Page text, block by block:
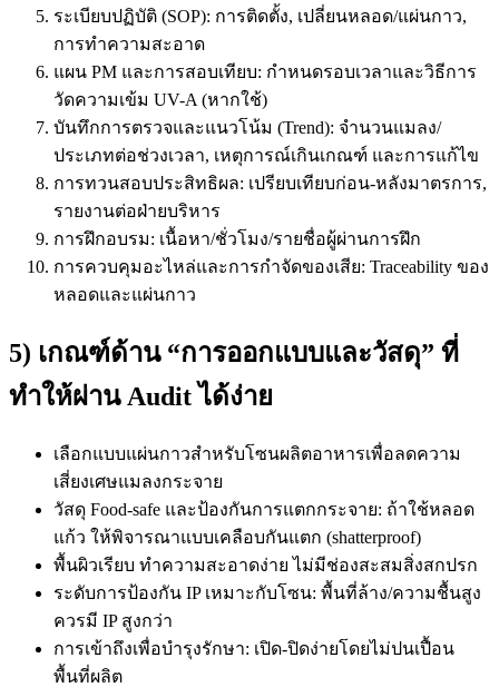
ระเบียบปฏิบัติ (SOP): การติดตั้ง, เปลี่ยนหลอด/แผ่นกาว,
การทำความสะอาด
แผน PM และการสอบเทียบ: กำหนดรอบเวลาและวิธีการ
วัดความเข้ม UV-A (หากใช้)
บันทึกการตรวจและแนวโน้ม (Trend): จำนวนแมลง/
ประเภทต่อช่วงเวลา, เหตุการณ์เกินเกณฑ์ และการแก้ไข
การทวนสอบประสิทธิผล: เปรียบเทียบก่อน-หลังมาตรการ,
รายงานต่อฝ่ายบริหาร
การฝึกอบรม: เนื้อหา/ชั่วโมง/รายชื่อผู้ผ่านการฝึก
การควบคุมอะไหล่และการกำจัดของเสีย: Traceability ของ
หลอดและแผ่นกาว
5) เกณฑ์ด้าน “การออกแบบและวัสดุ” ที่
ทำให้ผ่าน Audit ได้ง่าย
เลือกแบบแผ่นกาวสำหรับโซนผลิตอาหารเพื่อลดความ
เสี่ยงเศษแมลงกระจาย
วัสดุ Food-safe และป้องกันการแตกกระจาย: ถ้าใช้หลอด
แก้ว ให้พิจารณาแบบเคลือบกันแตก (shatterproof)
พื้นผิวเรียบ ทำความสะอาดง่าย ไม่มีช่องสะสมสิ่งสกปรก
ระดับการป้องกัน IP เหมาะกับโซน: พื้นที่ล้าง/ความชื้นสูง
ควรมี IP สูงกว่า
การเข้าถึงเพื่อบำรุงรักษา: เปิด-ปิดง่ายโดยไม่ปนเปื้อน
พื้นที่ผลิต